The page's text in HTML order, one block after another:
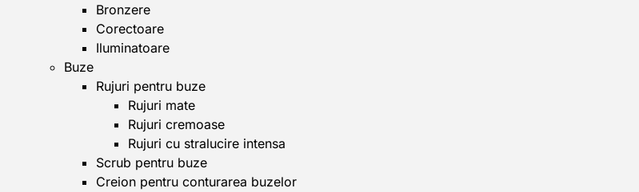
Bronzere
Corectoare
Iluminatoare
Buze
Rujuri pentru buze
Rujuri mate
Rujuri cremoase
Rujuri cu stralucire intensa
Scrub pentru buze
Creion pentru conturarea buzelor